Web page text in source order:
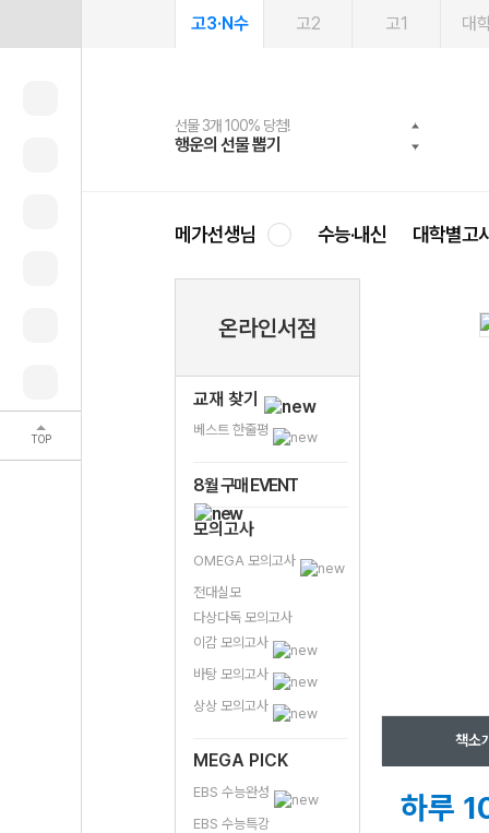
TOP
고3·N수 고2 고1 대
선물 3개 100% 당첨!
행운의 선물 뽑기
선물 100% 증정!
메가스터디 X 올리브
여름방학 스터디 캐시백
메가런 썸머스쿨
2027 러셀 단과
강사 공개선발
스마트러닝앱
설문 EVENT
메가패스
3일 무료 체험권
메가패스 수강생 무료혜택!
메가클럽 멤버십
사회공헌 캠페인
희망이룸 메가나눔
메가선생님 수능·내신 대학별고
온라인서점
교재 찾기
베스트 한줄평
8월 구매 EVENT
모의고사
OMEGA 모의고사
전대실모
다상다독 모의고사
이감 모의고사
바탕 모의고사
상상 모의고사
MEGA PICK
EBS 수능완성
EBS 수능특강
책소
하루